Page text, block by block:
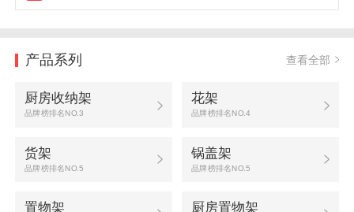
产品系列 查看全部
厨房收纳架
品牌榜排名NO.3
花架
品牌榜排名NO.4
货架
品牌榜排名NO.5
锅盖架
品牌榜排名NO.5
置物架 厨房置物架